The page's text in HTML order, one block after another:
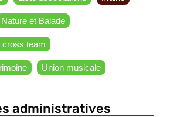
Nature et Balade
cross team
Union musicale
administratives